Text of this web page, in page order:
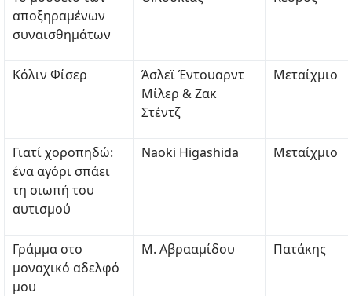
αποξηραμένων
συναισθημάτων
Κόλιν Φίσερ
Άσλεϊ Έντουαρντ
Μίλερ & Ζακ
Στέντζ
Μεταίχμιο
Γιατί χοροπηδώ:
ένα αγόρι σπάει
τη σιωπή του
αυτισμού
Naoki Higashida Μεταίχμιο
Γράμμα στο
μοναχικό αδελφό
μου
Μ. Αβρααμίδου Πατάκης